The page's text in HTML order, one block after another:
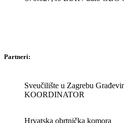
Partneri:
Sveučilište u Zagrebu
KOORDINATOR
Hrvatska obrtnička komora